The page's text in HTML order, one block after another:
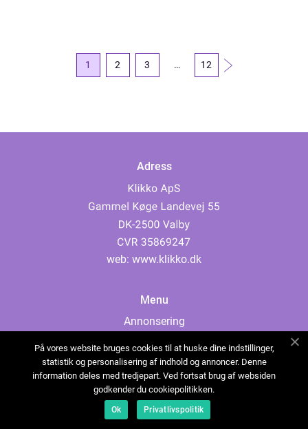
1 2 3 … 12
Adress
web: www.klikko.dk
Menu
Annonsering
Cookies
Kontakta oss
Sitemap
På vores website bruges cookies til at huske dine indstillinger,
statistik og personalisering af indhold og annoncer. Denne
information deles med tredjepart. Ved fortsat brug af websiden
godkender du cookiepolitikken.
Ok Privatlivspolitik